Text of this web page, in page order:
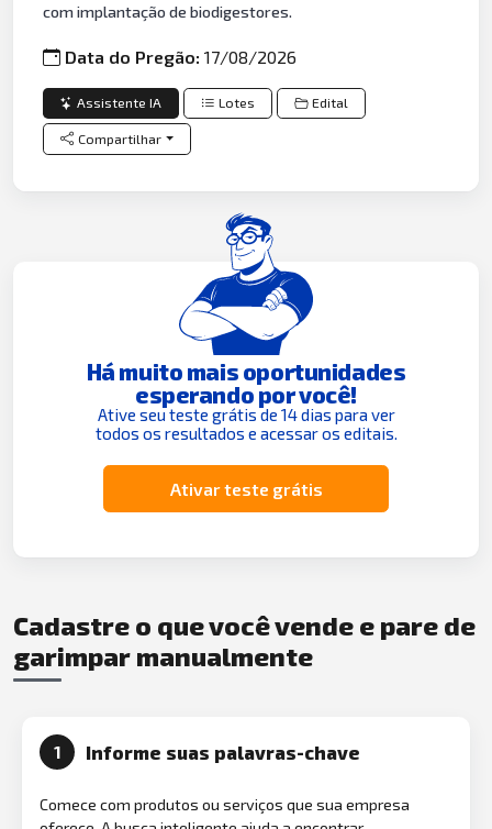
com implantação de biodigestores.
Data do Pregão:17/08/2026
Assistente IA Lotes Edital
Compartilhar
Há muito mais oportunidades
esperando por você!
Ative seu teste grátis de 14 dias para ver
todos os resultados e acessar os editais.
Ativar teste grátis
Cadastre o que você vende e pare de
garimpar manualmente
1 Informe suas palavras-chave
Comece com produtos ou serviços que sua empresa